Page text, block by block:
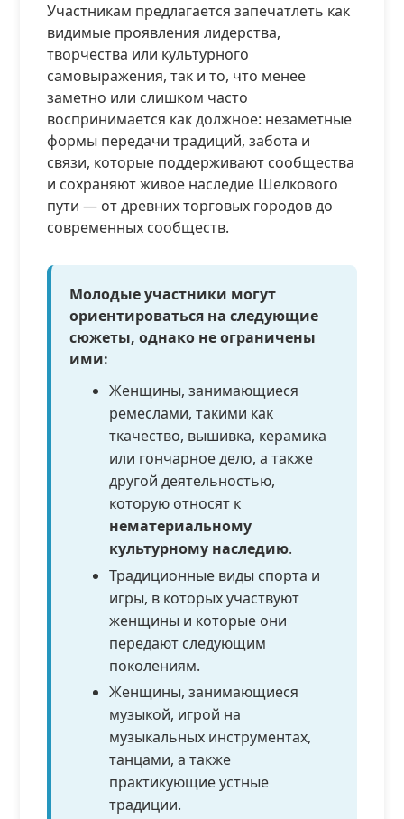
Участникам предлагается запечатлеть как
видимые проявления лидерства,
творчества или культурного
самовыражения, так и то, что менее
заметно или слишком часто
воспринимается как должное: незаметные
формы передачи традиций, забота и
связи, которые поддерживают сообщества
и сохраняют живое наследие Шелкового
пути — от древних торговых городов до
современных сообществ.
Молодые участники могут
ориентироваться на следующие
сюжеты, однако не ограничены
ими:
Женщины, занимающиеся
ремеслами, такими как
ткачество, вышивка, керамика
или гончарное дело, а также
другой деятельностью,
которую относят к
нематериальному
культурному наследию.
Традиционные виды спорта и
игры, в которых участвуют
женщины и которые они
передают следующим
поколениям.
Женщины, занимающиеся
музыкой, игрой на
музыкальных инструментах,
танцами, а также
практикующие устные
традиции.